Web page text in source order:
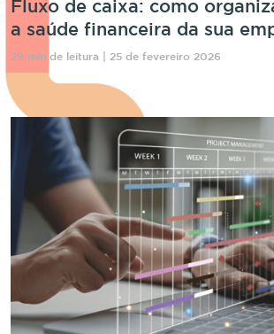
Fluxo de caixa: como
a saúde financeira da sua
29 min de leitura | 25 de fevereiro 2026